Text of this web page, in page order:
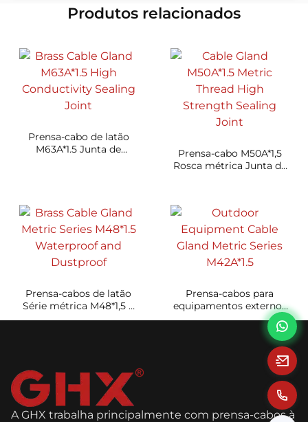
Produtos relacionados
Prensa-cabo de latão
M63A*1.5 Junta de
Prensa-cabo M50A*1,5
Rosca métrica Junta de
Prensa-cabos de latão
Série métrica M48*1,5 à
prova d'água e de poeira
Prensa-cabos para
equipamentos externos
Série métrica M42A*1.5
A GHX trabalha principalmente com prensa-cabos à